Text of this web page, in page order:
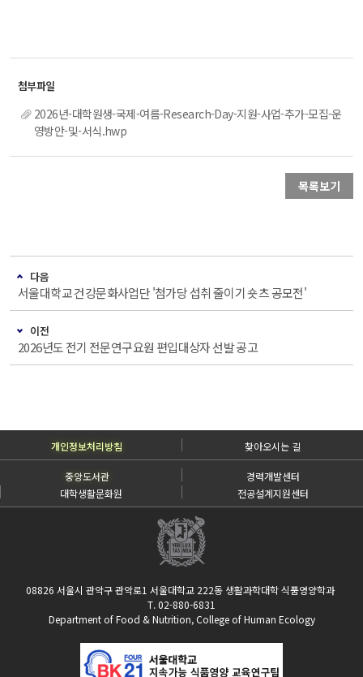
2026년-대학원생-국제-여름-Research-Day-지원-사업-추가-모집-운
영방안-및-서식.hwp
목록보기
다음
서울대학교 건강문화사업단 '첨가당 섭취 줄이기 숏츠 공모전'
이전
2026년도 전기 전문연구요원 편입대상자 선발 공고
개인정보처리방침 찾아오시는 길
중앙도서관
경력개발센터
대학생활문화원
전공설계지원센터
08826 서울시 관악구 관악로1 서울대학교 222동 생활과학대학 식품영양학과
T. 02-880-6831
Department of Food & Nutrition, College of Human Ecology